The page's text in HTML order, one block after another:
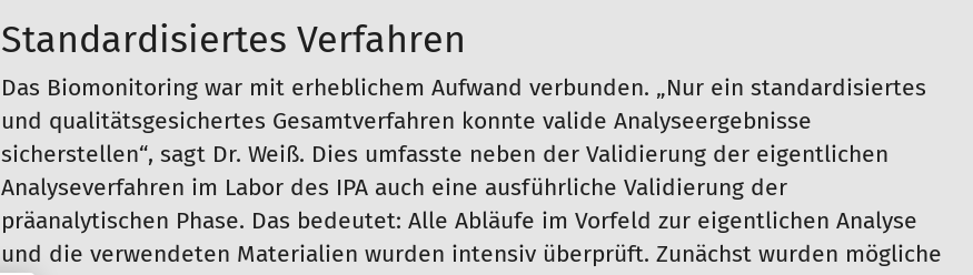
Standardisiertes Verfahren
Das Biomonitoring war mit erheblichem Aufwand verbunden. „Nur ein standardisiertes
und qualitätsgesichertes Gesamtverfahren konnte valide Analyseergebnisse
sicherstellen“, sagt Dr. Weiß. Dies umfasste neben der Validierung der eigentlichen
Analyseverfahren im Labor des IPA auch eine ausführliche Validierung der
präanalytischen Phase. Das bedeutet: Alle Abläufe im Vorfeld zur eigentlichen Analyse
und die verwendeten Materialien wurden intensiv überprüft. Zunächst wurden mögliche